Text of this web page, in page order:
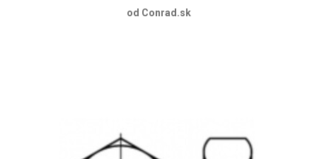
od Conrad.sk